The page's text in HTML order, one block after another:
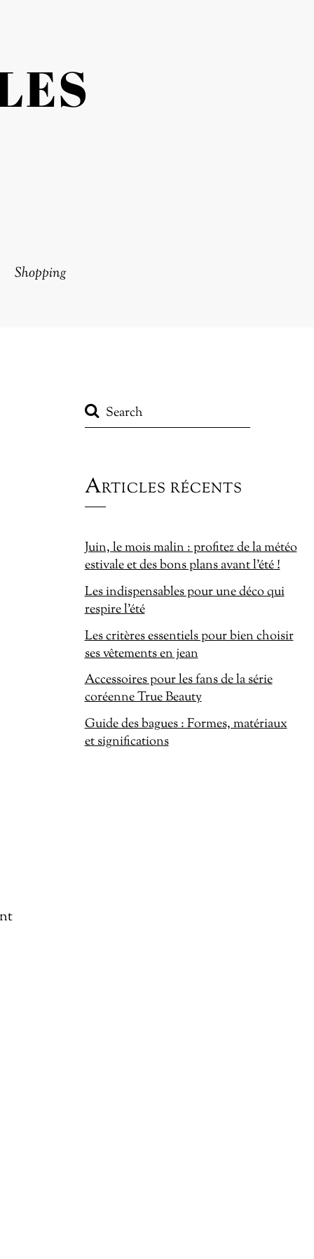
Shopping
Articles récents
Juin, le mois malin : profitez de la météo
estivale et des bons plans avant l’été !
Les indispensables pour une déco qui
respire l’été
Les critères essentiels pour bien choisir
ses vêtements en jean
Accessoires pour les fans de la série
coréenne True Beauty
Guide des bagues : Formes, matériaux
et significations